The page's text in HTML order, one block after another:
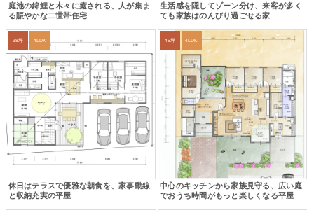
庭池の錦鯉と木々に癒される、人が集ま
る賑やかな二世帯住宅
生活感を隠してゾーン分け、来客が多く
ても家族はのんびり過ごせる家
38坪 4LDK
休日はテラスで優雅な朝食を、家事動線
と収納充実の平屋
45坪 4LDK
中心のキッチンから家族見守る、広い庭
でおうち時間がもっと楽しくなる平屋